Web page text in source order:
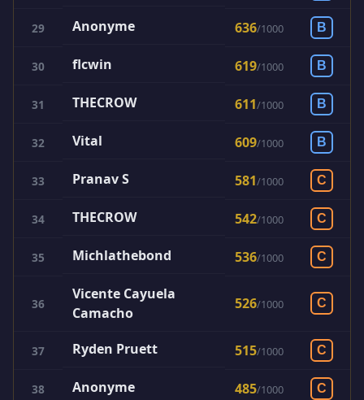
29 Anonyme 636/1000 B
30 flcwin 619/1000 B
31 THECROW 611/1000 B
32 Vital 609/1000 B
33 Pranav S 581/1000 C
34 THECROW 542/1000 C
35 Michlathebond 536/1000 C
36
Vicente Cayuela
Camacho
526/1000 C
37 Ryden Pruett 515/1000 C
38 Anonyme 485/1000 C